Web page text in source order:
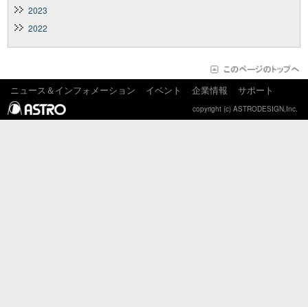
2023
2022
ニュース＆インフォメーション イベント 企業情報 サポート
copyright (c) ASTRODESIGN,Inc.